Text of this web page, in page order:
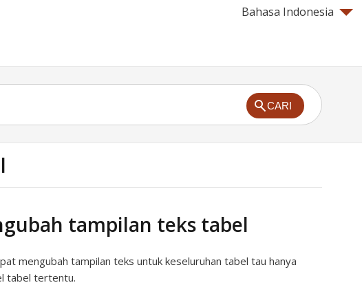
Bahasa Indonesia
CARI
tampilan teks tabel
mengubah tampilan teks untuk keseluruhan tabel tau hanya
tabel tertentu.